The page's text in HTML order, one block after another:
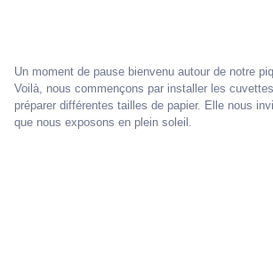
Un moment de pause bienvenu autour de notre
Voilà, nous commençons par installer les
préparer différentes tailles de papier. Elle nous
que nous exposons en plein soleil.